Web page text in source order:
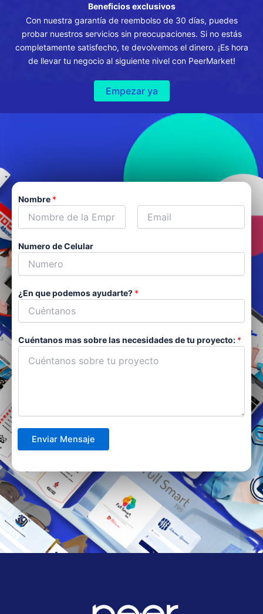
Beneficios exclusivos
Con nuestra garantía de reembolso de 30 días, puedes
probar nuestros servicios sin preocupaciones. Si no estás
completamente satisfecho, te devolvemos el dinero. ¡Es hora
de llevar tu negocio al siguiente nivel con PeerMarket!
Empezar ya
Nombre *
o
e
i
Numero de Celular
¿En que podemos ayudarte? *
Cuéntanos mas sobre las necesidades de tu proyecto: *
Enviar Mensaje